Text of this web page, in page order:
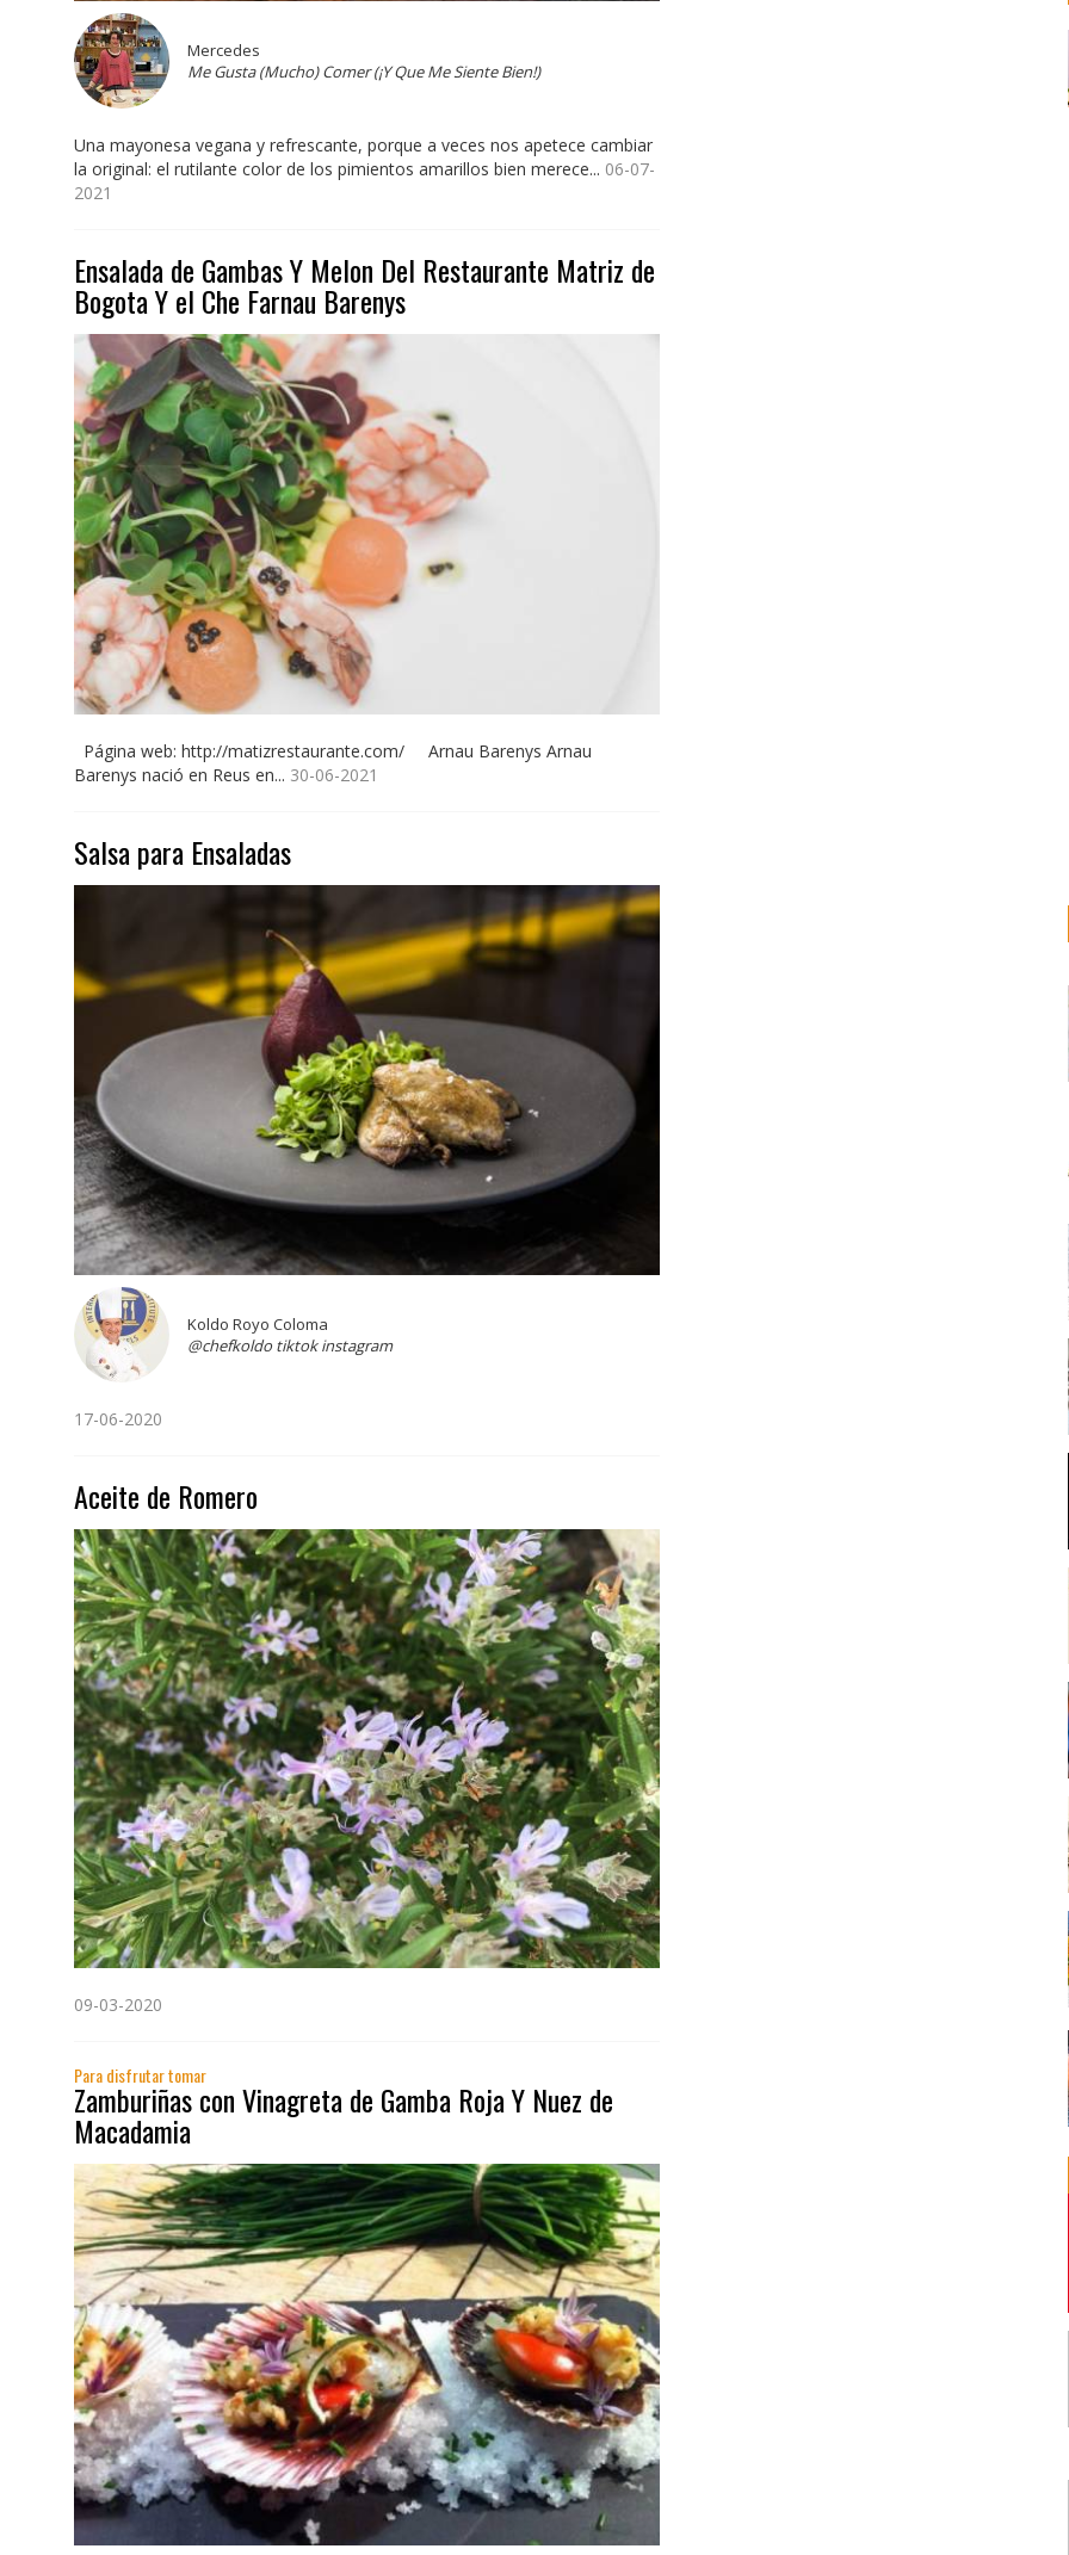
Mercedes
Me Gusta (Mucho) Comer (¡Y Que Me Siente Bien!)
Una mayonesa vegana y refrescante, porque a veces nos apetece cambiar
la original: el rutilante color de los pimientos amarillos bien merece... 06-07-
2021
Ensalada de Gambas Y Melon Del Restaurante Matriz de
Bogota Y el Che Farnau Barenys
Página web: http://matizrestaurante.com/ Arnau Barenys Arnau
Barenys nació en Reus en... 30-06-2021
Salsa para Ensaladas
Koldo Royo Coloma
@chefkoldo tiktok instagram
17-06-2020
Aceite de Romero
09-03-2020
Para disfrutar tomar
Zamburiñas con Vinagreta de Gamba Roja Y Nuez de
Macadamia